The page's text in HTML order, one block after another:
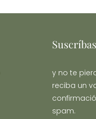
y no te
reciba un
spam.